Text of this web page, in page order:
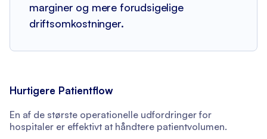
marginer og mere forudsigelige
driftsomkostninger.
Hurtigere Patientflow
En af de største operationelle udfordringer for
hospitaler er effektivt at håndtere patientvolumen.